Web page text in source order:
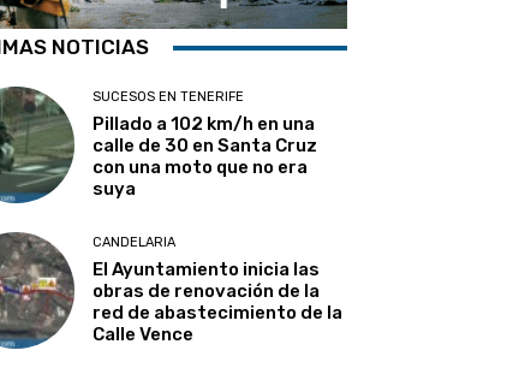
NOTICIAS
SUCESOS EN TENERIFE
Pillado a 102 km/h en una
calle de 30 en Santa Cruz
con una moto que no era
suya
CANDELARIA
El Ayuntamiento inicia las
obras de renovación de la
red de abastecimiento de la
Calle Vence